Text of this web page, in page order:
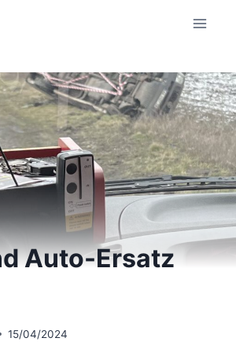
Auto-Ersatz
15/04/2024